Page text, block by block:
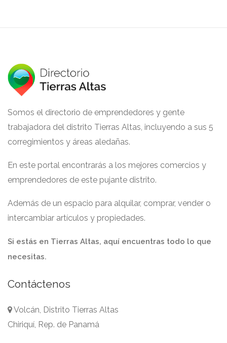
Somos el directorio de emprendedores y gente
trabajadora del distrito Tierras Altas, incluyendo a sus 5
corregimientos y áreas aledañas.
En este portal encontrarás a los mejores comercios y
emprendedores de este pujante distrito.
Además de un espacio para alquilar, comprar, vender o
intercambiar artículos y propiedades.
Si estás en Tierras Altas, aquí encuentras todo lo que
necesitas.
Contáctenos
Volcán, Distrito Tierras Altas
Chiriquí, Rep. de Panamá